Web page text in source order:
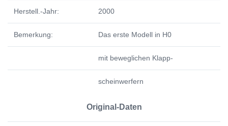
Herstell.-Jahr: 2000
Bemerkung: Das erste Modell in H0
mit beweglichen Klapp-
scheinwerfern
Original-Daten